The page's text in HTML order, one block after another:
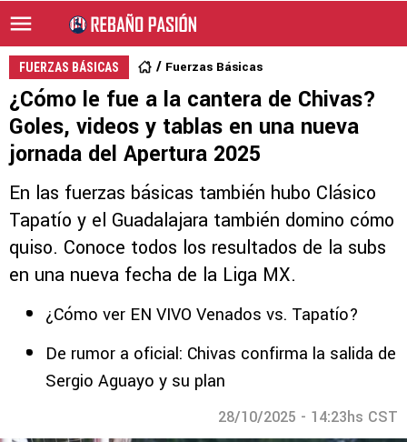
FUERZAS BÁSICAS Fuerzas Básicas
¿Cómo le fue a la cantera de Chivas?
Goles, videos y tablas en una nueva
jornada del Apertura 2025
En las fuerzas básicas también hubo Clásico
Tapatío y el Guadalajara también domino cómo
quiso. Conoce todos los resultados de la subs
en una nueva fecha de la Liga MX.
¿Cómo ver EN VIVO Venados vs. Tapatío?
De rumor a oficial: Chivas confirma la salida de
Sergio Aguayo y su plan
28/10/2025 - 14:23hs CST